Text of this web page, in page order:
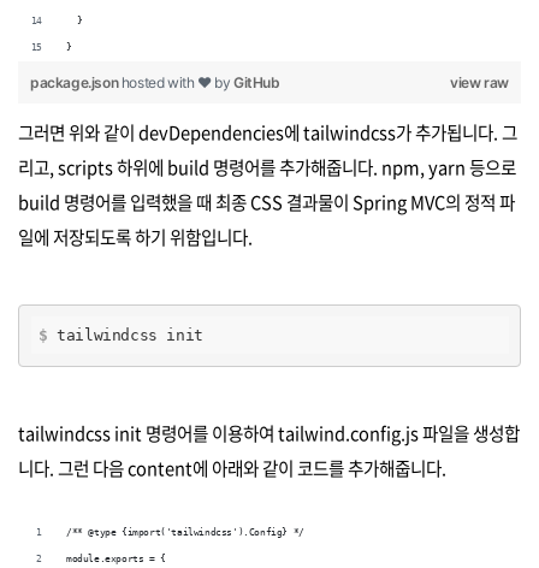
  }
}
view raw
package.json hosted with ❤ byGitHub
그러면 위와 같이 devDependencies에 tailwindcss가 추가됩니다. 그
리고, scripts 하위에 build 명령어를 추가해줍니다. npm, yarn 등으로
build 명령어를 입력했을 때 최종 CSS 결과물이 Spring MVC의 정적 파
일에 저장되도록 하기 위함입니다.
$ tailwindcss init
tailwindcss init 명령어를 이용하여 tailwind.config.js 파일을 생성합
니다. 그런 다음 content에 아래와 같이 코드를 추가해줍니다.
/** @type {import('tailwindcss').Config} */
module.exports = {